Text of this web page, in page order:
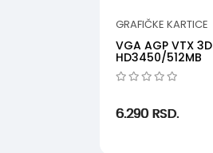
GRAFIČKE KARTICE
VGA AGP VTX 3D
HD3450/512MB
6.290RSD.